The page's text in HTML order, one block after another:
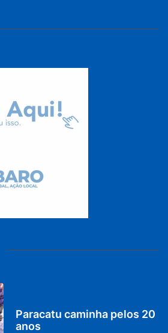
Paracatu caminha pelos 20
anos